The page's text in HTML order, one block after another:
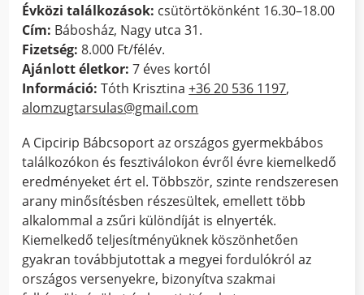
Évközi találkozások: csütörtökönként 16.30–18.00
Cím: Bábosház, Nagy utca 31.
Fizetség: 8.000 Ft/félév.
Ajánlott életkor: 7 éves kortól
Információ: Tóth Krisztina+36 20 536 1197,
alomzugtarsulas@gmail.com
A Cipcirip Bábcsoport az országos gyermekbábos
találkozókon és fesztiválokon évről évre kiemelkedő
eredményeket ért el. Többször, szinte rendszeresen
arany minősítésben részesültek, emellett több
alkalommal a zsűri különdíját is elnyerték.
Kiemelkedő teljesítményüknek köszönhetően
gyakran továbbjutottak a megyei fordulókról az
országos versenyekre, bizonyítva szakmai